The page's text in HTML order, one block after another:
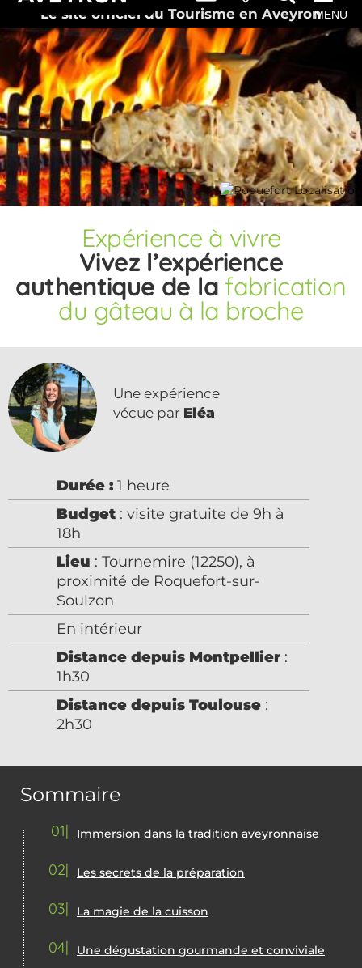
Le site officiel du Tourisme en AveyronMENU
Expérience à vivre
Vivez l’expérience
authentique de la fabrication
du gâteau à la broche
Une expérience
vécue par Eléa
Durée : 1 heure
Budget : visite gratuite de 9h à
18h
Lieu : Tournemire (12250), à
proximité de Roquefort-sur-
Soulzon
En intérieur
Distance depuis Montpellier :
1h30
Distance depuis Toulouse :
2h30
Sommaire
01 Immersion dans la tradition aveyronnaise
02 Les secrets de la préparation
03 La magie de la cuisson
04 Une dégustation gourmande et conviviale